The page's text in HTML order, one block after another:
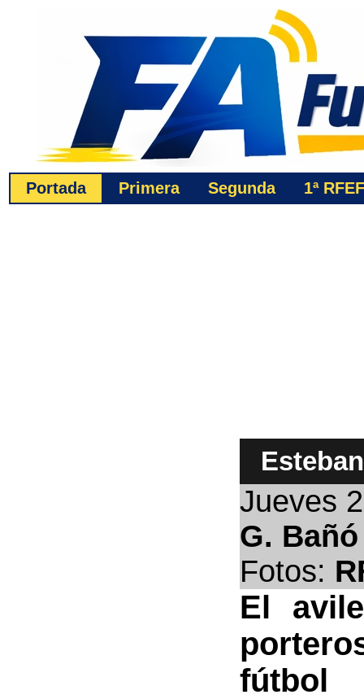
Portada Primera Segunda 1ªRFEF
Jueves
G. Bañó
Fotos:
El
fútbol